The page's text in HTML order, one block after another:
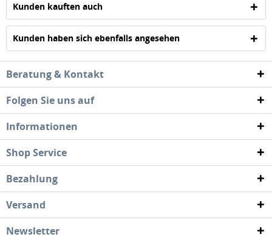
Kunden kauften auch
Kunden haben sich ebenfalls angesehen
Beratung & Kontakt
Folgen Sie uns auf
Informationen
Shop Service
Bezahlung
Versand
Newsletter